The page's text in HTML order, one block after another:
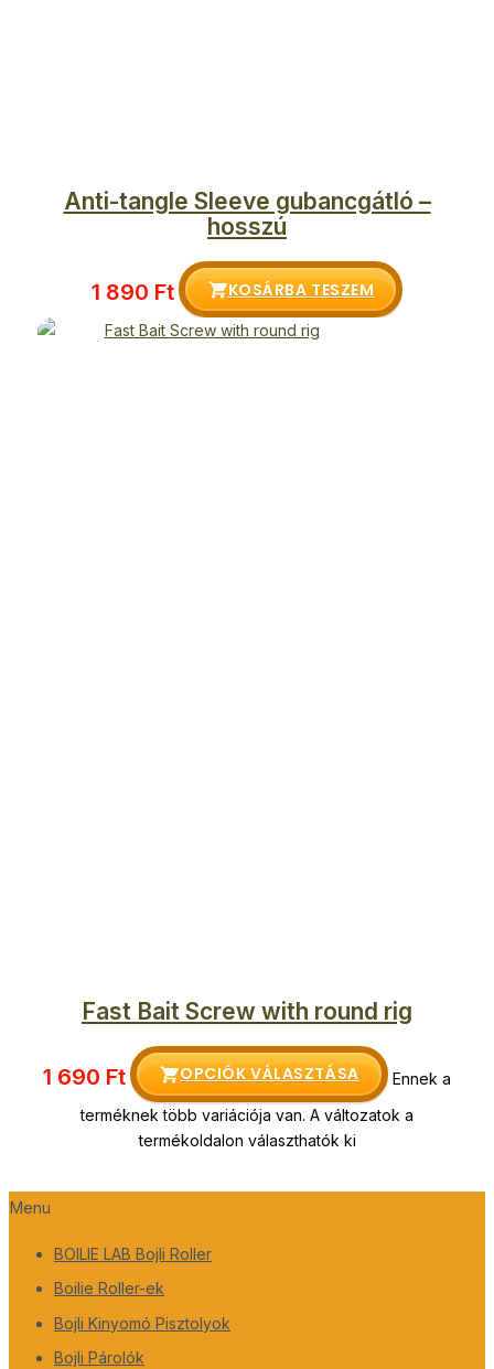
Menu
BOILIE LAB Bojli Roller
Boilie Roller-ek
Bojli Kinyomó Pisztolyok
Bojli Párolók
Anti-tangle Sleeve gubancgátló –
hosszú
1 890 Ft KOSÁRBA TESZEM
Fast Bait Screw with round rig
1 690 Ft OPCIÓK VÁLASZTÁSA
Ennek a
terméknek több variációja van. A változatok a
termékoldalon választhatók ki